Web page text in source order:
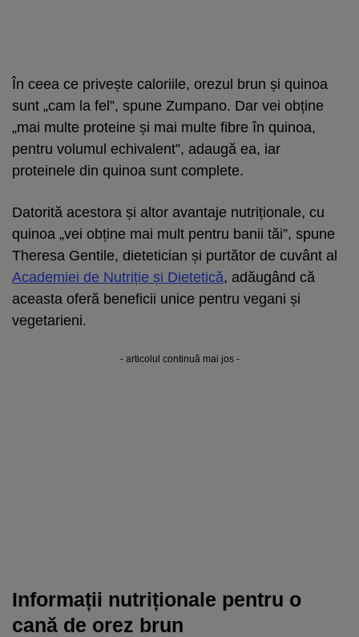
În ceea ce privește caloriile, orezul brun și quinoa
sunt „cam la fel”, spune Zumpano. Dar vei obține
„mai multe proteine și mai multe fibre în quinoa,
pentru volumul echivalent”, adaugă ea, iar
proteinele din quinoa sunt complete.
Datorită acestora și altor avantaje nutriționale, cu
quinoa „vei obține mai mult pentru banii tăi”, spune
Theresa Gentile, dietetician și purtător de cuvânt al
Academiei de Nutriție și Dietetică, adăugând că
aceasta oferă beneficii unice pentru vegani și
vegetarieni.
- articolul continuă mai jos -
Informații nutriționale pentru o
cană de orez brun